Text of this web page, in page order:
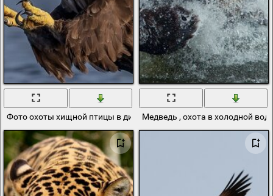
Фото охоты хищной птицы в дикой природеМедведь , охота в холодной